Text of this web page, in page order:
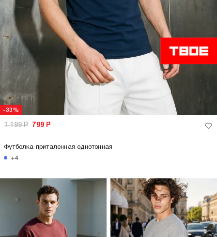
-33%
1 199Р 799 Р
Футболка приталенная однотонная
+4